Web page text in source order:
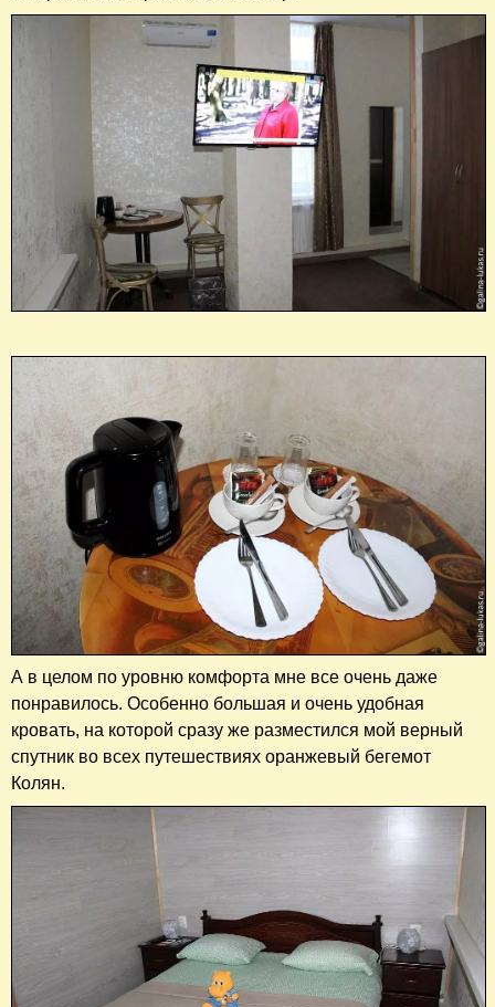
А в целом по уровню комфорта мне все очень даже
понравилось. Особенно большая и очень удобная
кровать, на которой сразу же разместился мой верный
спутник во всех путешествиях оранжевый бегемот
Колян.